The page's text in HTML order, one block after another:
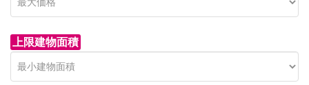
上限建物面積